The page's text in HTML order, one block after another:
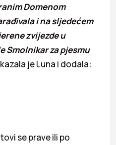
Domenom
i na sljedećem
zvijezde u
Smolnikar za pjesmu
je Luna i dodala:
se prave ili po